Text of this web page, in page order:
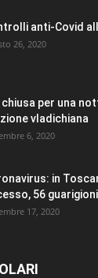
anti-Covid
26, 2020
chiusa per una
vladichiana
6, 2020
in
56 guarigioni
17, 2020